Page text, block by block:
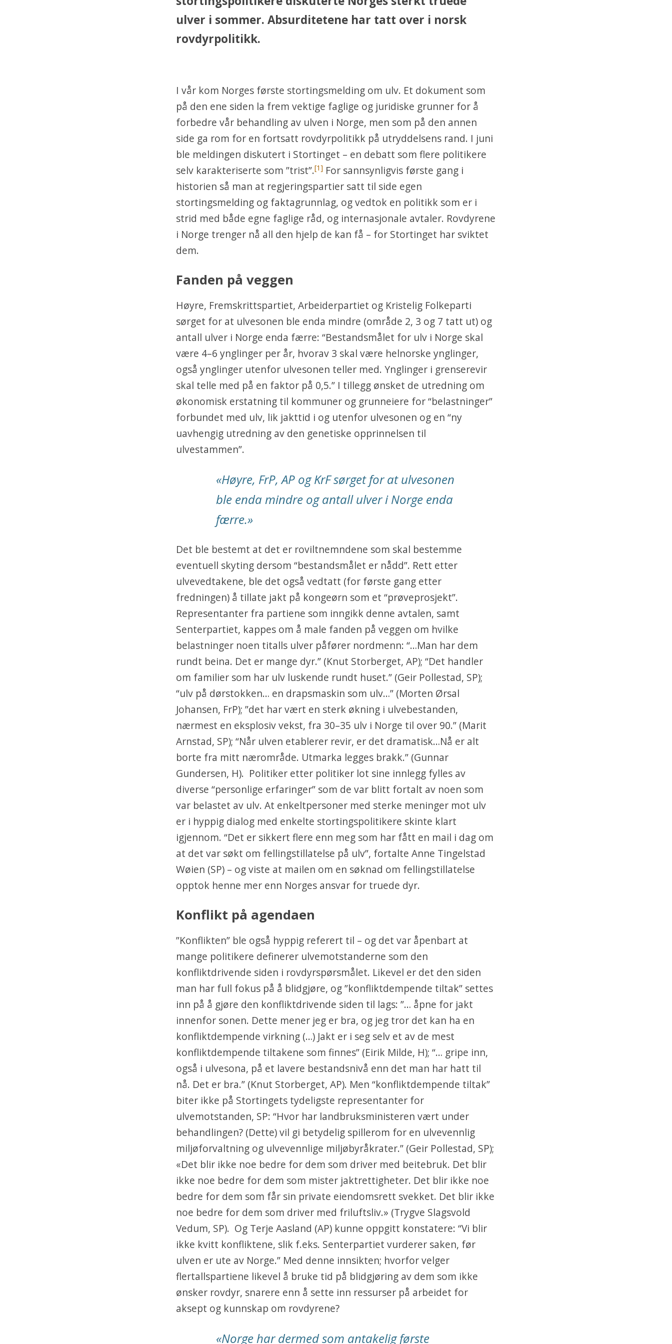
ulver i sommer. Absurditetene har tatt over i norsk
rovdyrpolitikk.
I vår kom Norges første stortingsmelding om ulv. Et dokument som
på den ene siden la frem vektige faglige og juridiske grunner for å
forbedre vår behandling av ulven i Norge, men som på den annen
side ga rom for en fortsatt rovdyrpolitikk på utryddelsens rand. I juni
ble meldingen diskutert i Stortinget – en debatt som flere politikere
selv karakteriserte som ”trist”.[1] For sannsynligvis første gang i
historien så man at regjeringspartier satt til side egen
stortingsmelding og faktagrunnlag, og vedtok en politikk som er i
strid med både egne faglige råd, og internasjonale avtaler. Rovdyrene
i Norge trenger nå all den hjelp de kan få – for Stortinget har sviktet
dem.
Fanden på veggen
Høyre, Fremskrittspartiet, Arbeiderpartiet og Kristelig Folkeparti
sørget for at ulvesonen ble enda mindre (område 2, 3 og 7 tatt ut) og
antall ulver i Norge enda færre: “Bestandsmålet for ulv i Norge skal
være 4–6 ynglinger per år, hvorav 3 skal være helnorske ynglinger,
også ynglinger utenfor ulvesonen teller med. Ynglinger i grenserevir
skal telle med på en faktor på 0,5.” I tillegg ønsket de utredning om
økonomisk erstatning til kommuner og grunneiere for “belastninger”
forbundet med ulv, lik jakttid i og utenfor ulvesonen og en “ny
uavhengig utredning av den genetiske opprinnelsen til
ulvestammen”.
«Høyre, FrP, AP og KrF sørget for at ulvesonen
ble enda mindre og antall ulver i Norge enda
færre.»
Det ble bestemt at det er roviltnemndene som skal bestemme
eventuell skyting dersom “bestandsmålet er nådd”. Rett etter
ulvevedtakene, ble det også vedtatt (for første gang etter
fredningen) å tillate jakt på kongeørn som et “prøveprosjekt”.
Representanter fra partiene som inngikk denne avtalen, samt
Senterpartiet, kappes om å male fanden på veggen om hvilke
belastninger noen titalls ulver påfører nordmenn: “…Man har dem
rundt beina. Det er mange dyr.” (Knut Storberget, AP); “Det handler
om familier som har ulv luskende rundt huset.” (Geir Pollestad, SP);
“ulv på dørstokken… en drapsmaskin som ulv…” (Morten Ørsal
Johansen, FrP); ”det har vært en sterk økning i ulvebestanden,
nærmest en eksplosiv vekst, fra 30–35 ulv i Norge til over 90.” (Marit
Arnstad, SP); “Når ulven etablerer revir, er det dramatisk…Nå er alt
borte fra mitt nærområde. Utmarka legges brakk.” (Gunnar
Gundersen, H). Politiker etter politiker lot sine innlegg fylles av
diverse “personlige erfaringer” som de var blitt fortalt av noen som
var belastet av ulv. At enkeltpersoner med sterke meninger mot ulv
er i hyppig dialog med enkelte stortingspolitikere skinte klart
igjennom. “Det er sikkert flere enn meg som har fått en mail i dag om
at det var søkt om fellingstillatelse på ulv”, fortalte Anne Tingelstad
Wøien (SP) – og viste at mailen om en søknad om fellingstillatelse
opptok henne mer enn Norges ansvar for truede dyr.
Konflikt på agendaen
”Konflikten” ble også hyppig referert til – og det var åpenbart at
mange politikere definerer ulvemotstanderne som den
konfliktdrivende siden i rovdyrspørsmålet. Likevel er det den siden
man har full fokus på å blidgjøre, og ”konfliktdempende tiltak” settes
inn på å gjøre den konfliktdrivende siden til lags: ”… åpne for jakt
innenfor sonen. Dette mener jeg er bra, og jeg tror det kan ha en
konfliktdempende virkning (…) Jakt er i seg selv et av de mest
konfliktdempende tiltakene som finnes” (Eirik Milde, H); “… gripe inn,
også i ulvesona, på et lavere bestandsnivå enn det man har hatt til
nå. Det er bra.” (Knut Storberget, AP). Men “konfliktdempende tiltak”
biter ikke på Stortingets tydeligste representanter for
ulvemotstanden, SP: “Hvor har landbruksministeren vært under
behandlingen? (Dette) vil gi betydelig spillerom for en ulvevennlig
miljøforvaltning og ulvevennlige miljøbyråkrater.” (Geir Pollestad, SP);
«Det blir ikke noe bedre for dem som driver med beitebruk. Det blir
ikke noe bedre for dem som mister jaktrettigheter. Det blir ikke noe
bedre for dem som får sin private eiendomsrett svekket. Det blir ikke
noe bedre for dem som driver med friluftsliv.» (Trygve Slagsvold
Vedum, SP). Og Terje Aasland (AP) kunne oppgitt konstatere: “Vi blir
ikke kvitt konfliktene, slik f.eks. Senterpartiet vurderer saken, før
ulven er ute av Norge.” Med denne innsikten; hvorfor velger
flertallspartiene likevel å bruke tid på blidgjøring av dem som ikke
ønsker rovdyr, snarere enn å sette inn ressurser på arbeidet for
aksept og kunnskap om rovdyrene?
«Norge har dermed som antakelig første